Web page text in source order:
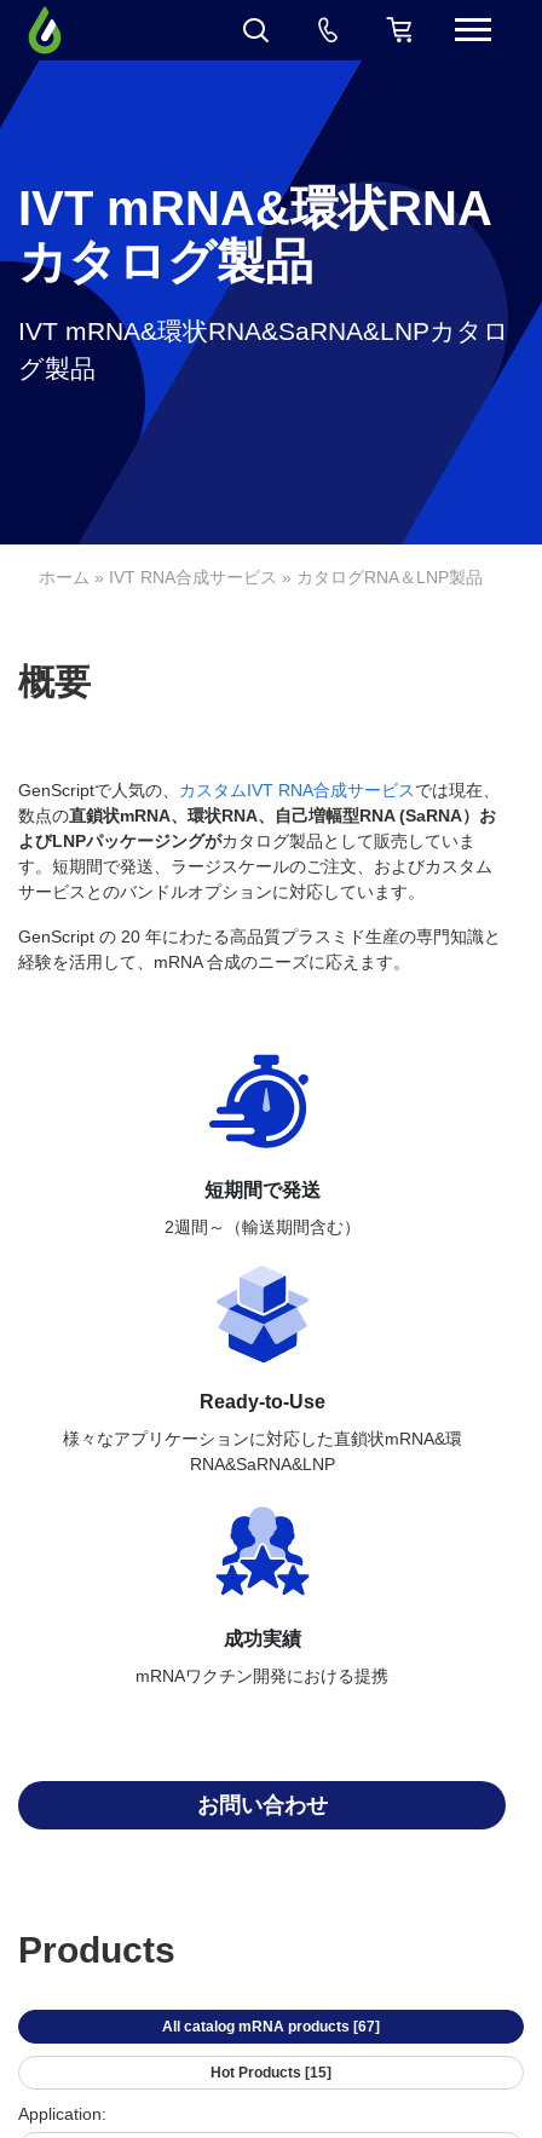
IVT mRNA&環状RNA
カタログ製品
IVT mRNA&環状RNA&SaRNA&LNPカタロ
グ製品
ホーム » IVT RNA合成サービス » カタログRNA＆LNP製品
概要
GenScriptで人気の、 カスタムIVT RNA合成サービスでは現在、
数点の直鎖状mRNA、環状RNA、自己増幅型RNA (SaRNA）お
よびLNPパッケージングがカタログ製品として販売していま
す。短期間で発送、ラージスケールのご注文、およびカスタム
サービスとのバンドルオプションに対応しています。
GenScript の 20 年にわたる高品質プラスミド生産の専門知識と
経験を活用して、mRNA 合成のニーズに応えます。
短期間で発送
2週間～（輸送期間含む）
Ready-to-Use
様々なアプリケーションに対応した直鎖状mRNA&環
RNA&SaRNA&LNP
成功実績
mRNAワクチン開発における提携
お問い合わせ
Products
All catalog mRNA products [67]
Hot Products [15]
Application: